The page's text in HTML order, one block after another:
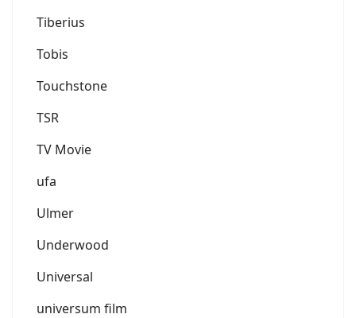
Tiberius
Tobis
Touchstone
TSR
TV Movie
ufa
Ulmer
Underwood
Universal
universum film